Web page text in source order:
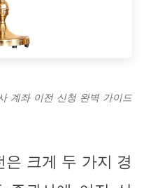
계좌 이전 신청 완벽 가이드
은 크게 두 가지 경